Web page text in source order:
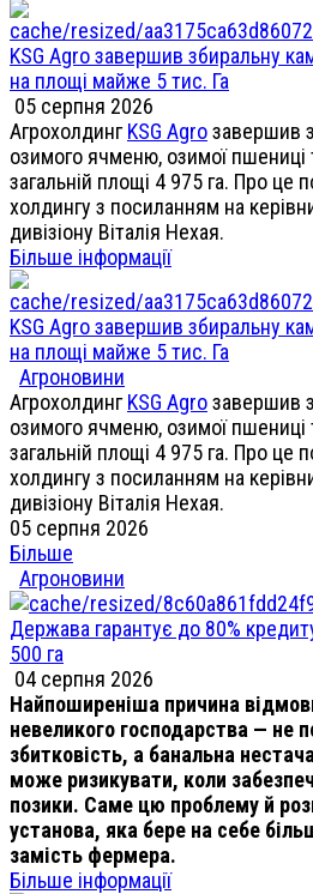
KSG Agro завершив збиральну
на площі майже 5 тис. Га
05 серпня 2026
АгрохолдингKSG Agroзавершив
озимого ячменю, озимої
загальній площі 4 975 га. Про це
холдингу з посиланням на
дивізіону Віталія Нехая.
Більше інформації
KSG Agro завершив збиральну
на площі майже 5 тис. Га
Агроновини
АгрохолдингKSG Agroзавершив
озимого ячменю, озимої
загальній площі 4 975 га. Про це
холдингу з посиланням на
дивізіону Віталія Нехая.
05 серпня 2026
Більше
Агроновини
Держава гарантує до 80%
500 га
04 серпня 2026
Найпоширеніша причина
невеликого господарства — не
збитковість, а банальна
може ризикувати, коли
позики. Саме цю проблему й
установа, яка бере на себе
замість фермера.
Більше інформації